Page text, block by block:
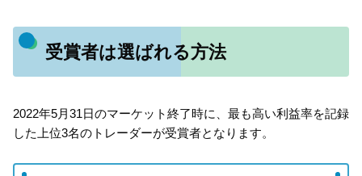
受賞者は選ばれる方法
2022年5月31日のマーケット終了時に、最も高い利益率を記録
した上位3名のトレーダーが受賞者となります。